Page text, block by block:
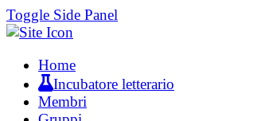
Toggle Side Panel
Home
Incubatore letterario
Membri